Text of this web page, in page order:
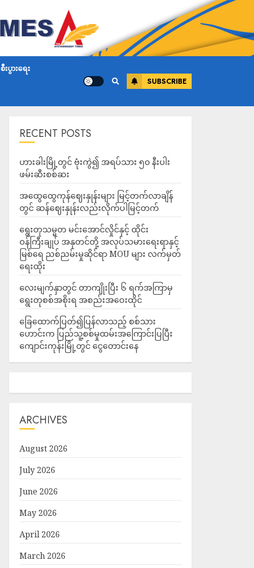
စီးပွားရေး
SUBSCRIBE
RECENT POSTS
ဟားခါးမြို့တွင် ဗုံးကွဲ၍ အရပ်သား ၅၀ နီးပါး
ဖမ်းဆီးစစ်ဆး
အထွေထွေကုန်ဈေးနှုန်းများ မြင့်တက်လာချိန်
တွင် ဆန်ဈေးနှုန်းလည်းလိုက်ပါမြင့်တက်
ရွေးတုသမ္မတ မင်းအောင်လှိုင်နှင့် ထိုင်း
ဝန်ကြီးချုပ် အနုတင်တို့ အလုပ်သမားရေးရာနှင့်
မြစ်ရေ ညစ်ညမ်းမှုဆိုင်ရာ MOU များ လက်မှတ်
ရေးထိုး
လေးမျက်နှာတွင် တာကျိုးပြီး ၆ ရက်အကြာမှ
ရွေးတုစစ်အစိုးရ အစည်းအဝေးထိုင်
ခြေထောက်ပြတ်၍ပြန်လာသည့် စစ်သား
ဟောင်းက ပြည်သူ့စစ်မှုထမ်းအကြောင်းပြပြီး
ကျောင်းကုန်းမြို့တွင် ငွေတောင်းနေ
ARCHIVES
August 2026
July 2026
June 2026
May 2026
April 2026
March 2026